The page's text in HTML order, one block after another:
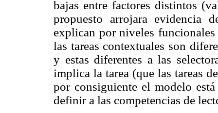
bajas entre factores distintos
propuesto arrojara evidencia
explican por niveles
las tareas contextuales son
y estas diferentes a las
implica la tarea (que las tareas
por consiguiente el modelo
definir a las competencias de